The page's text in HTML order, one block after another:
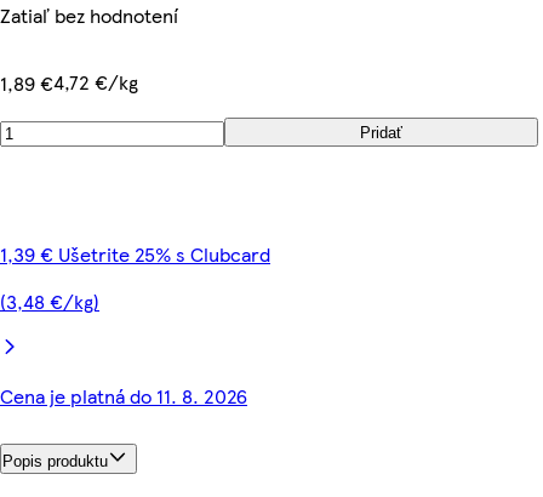
Zatiaľ bez hodnotení
1,89 €4,72 €/kg
Pridať
1,39 € Ušetrite 25% s Clubcard
(3,48 €/kg)
Cena je platná do 11. 8. 2026
Popis produktu